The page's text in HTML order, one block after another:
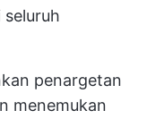
penargetan
menemukan